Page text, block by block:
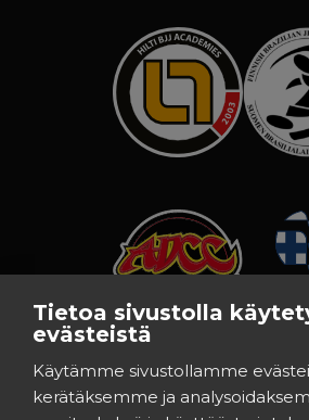
Tietoa sivustolla
evästeistä
Käytämme sivustollamme
kerätäksemme ja